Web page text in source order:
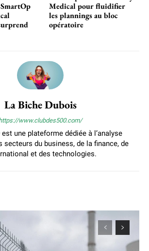
Medical pour fluidifier
les plannings au bloc
opératoire
La Biche Dubois
www.clubdes500.com/
une plateforme dédiée à l’analyse
secteurs du business, de la finance, de
et des technologies.